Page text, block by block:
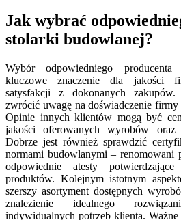
Jak wybrać
stolarki budowlanej?
Wybór odpowiedniego
kluczowe znaczenie dla jakości
satysfakcji z dokonanych
zwrócić uwagę na doświadczenie
Opinie innych klientów mogą być
jakości oferowanych wyrobów oraz
Dobrze jest również sprawdzić
normami budowlanymi – renomowani
odpowiednie atesty
produktów. Kolejnym istotnym
szerszy asortyment dostępnych
znalezienie idealnego
indywidualnych potrzeb klienta.